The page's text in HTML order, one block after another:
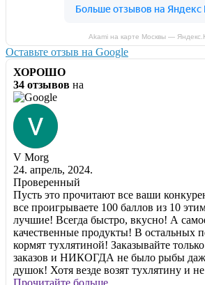
Akami на карте Москвы —
Оставьте отзыв на Google
ХОРОШО
34 отзывов на
V Morg
24. апрель, 2024.
Проверенный
Пусть это прочитают все ваши
все проигрываете 100 баллов из 10
лучшие! Всегда быстро, вкусно! А
качественные продукты! В остальных
кормят тухлятиной! Заказывайте
заказов и НИКОГДА не было рыбы
душок! Хотя везде возят тухлятину и
Прочитайте больше